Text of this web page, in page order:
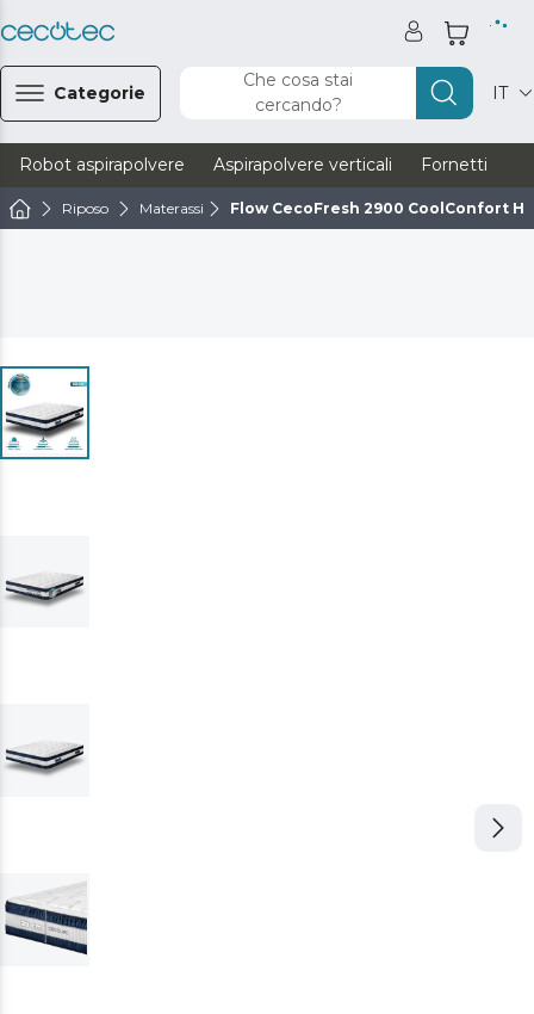
Categorie
Che cosa stai
cercando?
IT
Robot aspirapolvere Aspirapolvere verticali Fornetti
Riposo Materassi Flow CecoFresh 2900 CoolConfort